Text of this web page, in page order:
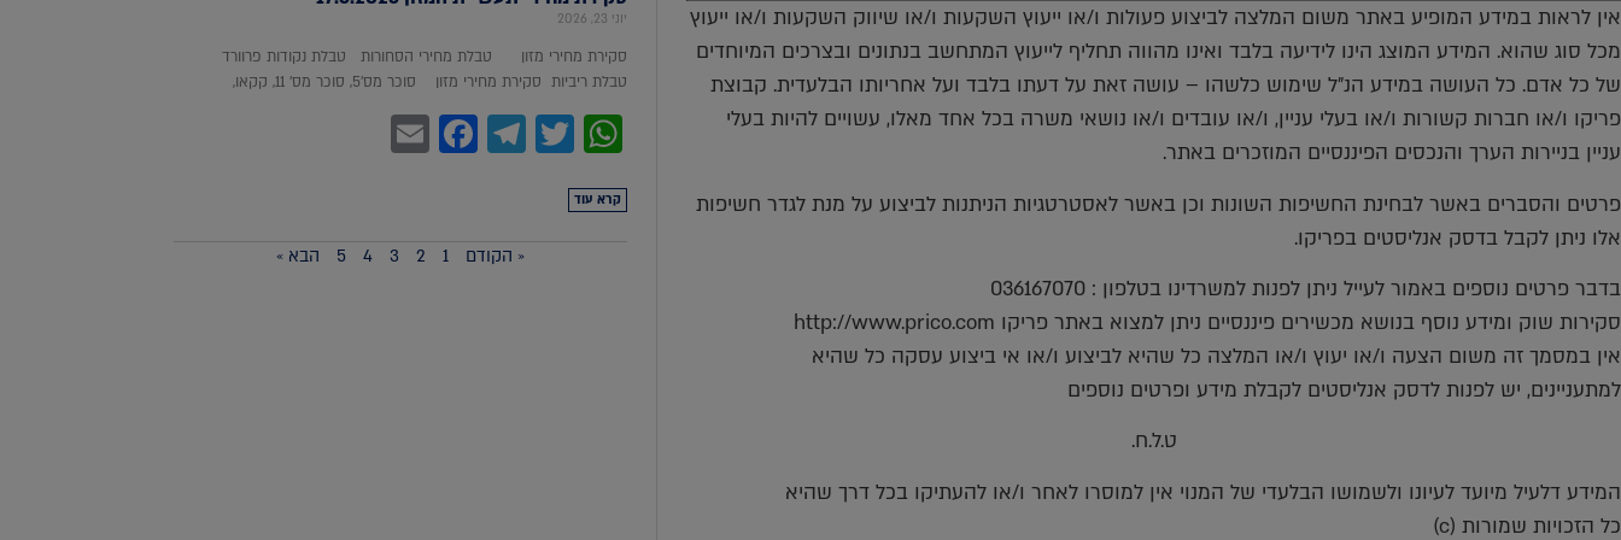
אין לראות במידע המופיע באתר משום המלצה לביצוע פעולות ו/או ייעוץ השקעות ו/או שיווק השקעות ו/או ייעוץ
מכל סוג שהוא. המידע המוצג הינו לידיעה בלבד ואינו מהווה תחליף לייעוץ המתחשב בנתונים ובצרכים המיוחדים
של כל אדם. כל העושה במידע הנ"ל שימוש כלשהו – עושה זאת על דעתו בלבד ועל אחריותו הבלעדית. קבוצת
פריקו ו/או חברות קשורות ו/או בעלי עניין, ו/או עובדים ו/או נושאי משרה בכל אחד מאלו, עשויים להיות בעלי
עניין בניירות הערך והנכסים הפיננסיים המוזכרים באתר.
פרטים והסברים באשר לבחינת החשיפות השונות וכן באשר לאסטרטגיות הניתנות לביצוע על מנת לגדר חשיפות
אלו ניתן לקבל בדסק אנליסטים בפריקו.
בדבר פרטים נוספים באמור לעייל ניתן לפנות למשרדינו בטלפון : 036167070
סקירות שוק ומידע נוסף בנושא מכשירים פיננסיים ניתן למצוא באתר פריקו http://www.prico.com
אין במסמך זה משום הצעה ו/או יעוץ ו/או המלצה כל שהיא לביצוע ו/או אי ביצוע עסקה כל שהיא
למתעניינים, יש לפנות לדסק אנליסטים לקבלת מידע ופרטים נוספים
ט.ל.ח.
המידע דלעיל מיועד לעיונו ולשמושו הבלעדי של המנוי אין למוסרו לאחר ו/או להעתיקו בכל דרך שהיא
כל הזכויות שמורות (c)
יוני 23, 2026
סקירת מחירי מזון טבלת מחירי הסחורות טבלת נקודות פרוורד
טבלת ריביות סקירת מחירי מזון סוכר מס'5, סוכר מס' 11, קקאו,
WhatsApp
Twitter
Telegram
Facebook
Email
קרא עוד
« הקודם 1
2
3
4
5 הבא »